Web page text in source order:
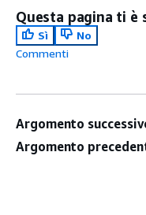
Questa pagina ti è
Sì
No
Commenti
Argomento
Argomento